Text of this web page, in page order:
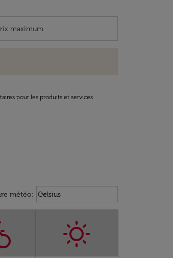
pour les produits et services
météo: Weather unit option Celsius
Celsius
keyboard_arrow_down